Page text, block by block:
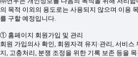
의 목적 이외의 용도로는 사용되지 않으며 이용
를 구할 예정입니다.
① 홈페이지 회원가입 및 관리
회원 가입의사 확인, 회원자격 유지·관리, 서비스
지, 고충처리, 분쟁 조정을 위한 기록 보존 등을